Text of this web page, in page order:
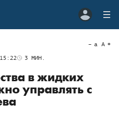
3 МИН.
a A
в жидких
управлять с